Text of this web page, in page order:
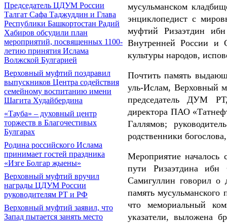
Председатель ЦДУМ России
Талгат Сафа Таджуддин и Глава
Республики Башкортостан Радий
Хабиров обсудили план
мероприятий, посвященных 1100-
летию принятия Ислама
Волжской Булгарией
Верховный муфтий поздравил
выпускников Центра содействия
семейному воспитанию имени
Шагита Худайбердина
«Тауба» – духовный центр
торжеств в Благочестивых
Булгарах
Родина российского Ислама
принимает гостей праздника
«Изге Болгар җыены»
Верховный муфтий вручил
награды ЦДУМ России
руководителям РТ и РФ
Верховный муфтий заявил, что
Запад пытается занять место
мусульманском
энциклопедист с
муфтий Ризаэтдин
Внутренней России
культуры народов,
Почтить память
уль-Ислам, Верховный
председатель ДУМ
директора ПАО
Галлямов;
родственники
Мероприятие
пути Ризаэтдина ибн
Самигуллин говорил о
память
что мемориальный
указатели, выложена